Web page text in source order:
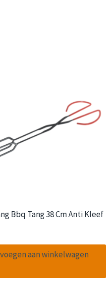
Bbq Tang 38 Cm Anti Kleef
aan winkelwagen